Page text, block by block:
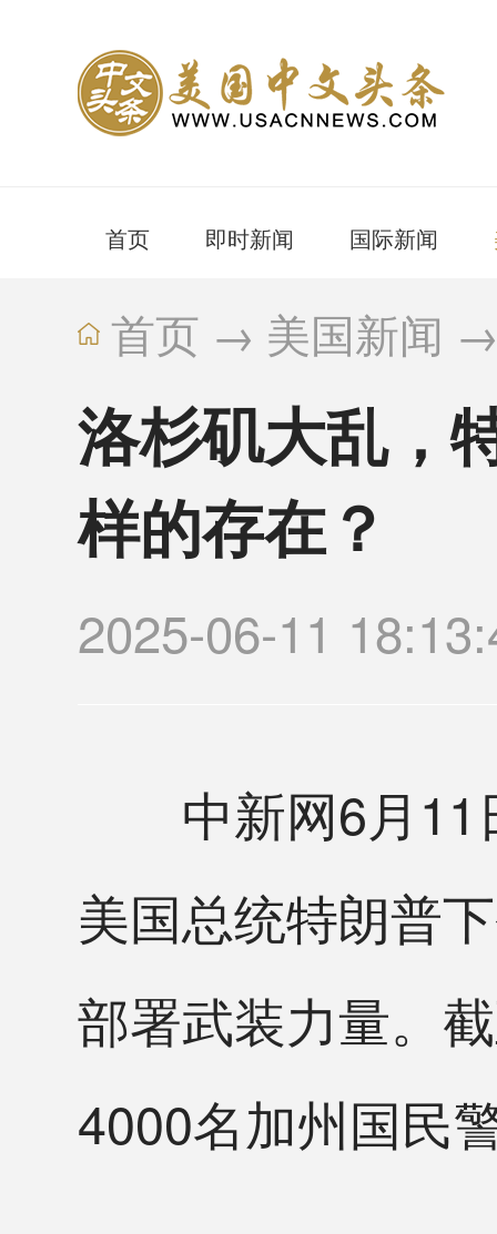
首页 即时新闻 国际新闻
首页 → 美国新闻
洛杉矶大乱，
样的存在？
2025-06-11
中新网6月11
美国总统特朗普
部署武装力量。
4000名加州国民